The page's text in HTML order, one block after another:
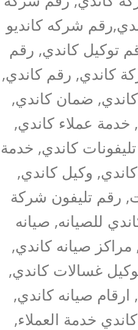
شركه كانديو
توكيل كاندي, رقم
كاندي, رقم كاندي,
ضمان كاندي,
عملاء كاندي,
كاندي, خدمة
وكيل كاندي,
رقم تليفون شركة
للصيانه, صيانه
صيانه كاندي,
غسالات كاندي,
ارقام صيانه كاندي,
خدمة العملاء,